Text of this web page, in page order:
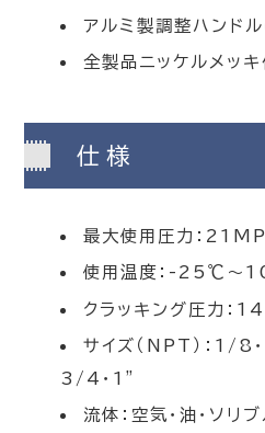
アルミ製調整ハンド
全製品ニッケルメッキ
仕様
最大使用圧力：
使用温度：-25℃～
クラッキング圧力：
サイズ（NPT）：1/
3/4・1"
流体：空気・油・ソリ